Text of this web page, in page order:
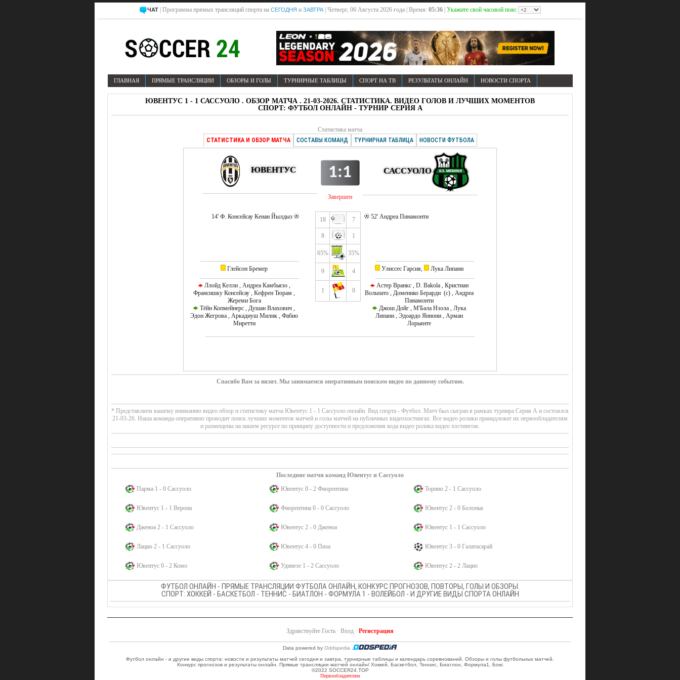
ЧАТ | Программа прямых трансляций спорта на СЕГОДНЯ и ЗАВТРА| Четверг, 06 Августа 2026 года | Время: 05:36 Укажите свой часовой пояс
ГЛАВНАЯ ПРЯМЫЕ ТРАНСЛЯЦИИ ОБЗОРЫ И ГОЛЫ ТУРНИРНЫЕ ТАБЛИЦЫ СПОРТ НА ТВ РЕЗУЛЬТАТЫ ОНЛАЙН НОВОСТИ СПОРТА
ЮВЕНТУС 1 - 1 САССУОЛО . ОБЗОР МАТЧА . 21-03-2026. СТАТИСТИКА. ВИДЕО ГОЛОВ И ЛУЧШИХ МОМЕНТОВ
СПОРТ: ФУТБОЛ ОНЛАЙН - ТУРНИР СЕРИЯ А
Статистика матча
СТАТИСТИКА И ОБЗОР МАТЧА
СОСТАВЫ КОМАНД ТУРНИРНАЯ ТАБЛИЦА НОВОСТИ ФУТБОЛА
ЮВЕНТУС 1:1
Завершен
САССУОЛО
14' Ф. Консейсау Кенан Йылдыз
Глейсон Бремер
Ллойд Келли , Андреа Камбьязо ,
Франсишку Консейсау , Кефрен Тюрам ,
Жереми Бога
Тёйн Копмейнерс , Душан Влахович ,
Эдон Жегрова , Аркадиуш Милик , Фабио
Миретти
18 7
8 1
65% 35%
9 4
1 0
52' Андреа Пинамонти
Улиссес Гарсия, Лука Липани
Астер Вранкс , D. Bakola , Кристиан
Вольпато , Доменико Берарди (c) , Андреа
Пинамонти
Джош Дойг , М'Бала Нзола , Лука
Липани , Эдоардо Яннони , Арман
Лорьянте
Спасибо Вам за визит. Мы занимаемся оперативным поиском видео по данному событию.
* Представляем вашему вниманию видео обзор и статистику матча Ювентус 1 - 1 Сассуоло онлайн. Вид спорта - Футбол. Матч был сыгран в рамках турнира Серия А и состоялся
21-03-26. Наша команда оперативно проводит поиск лучших моментов матчей и голы матчей на публичных видеохостингах. Все видео ролики принадлежат их первообладателям
и размещены на нашем ресурсе по принципу доступности и предложения кода видео ролика видео хостингом.
Последние матчи команд Ювентус и Сассуоло
Парма 1 - 0 Сассуоло
Ювентус 0 - 2 Фиорентина Торино 2 - 1 Сассуоло
Ювентус 1 - 1 Верона Фиорентина 0 - 0 Сассуоло Ювентус 2 - 0 Болонья
Дженоа 2 - 1 Сассуоло Ювентус 2 - 0 Дженоа Ювентус 1 - 1 Сассуоло
Лацио 2 - 1 Сассуоло Ювентус 4 - 0 Пиза Ювентус 3 - 0 Галатасарай
Ювентус 0 - 2 Комо Удинезе 1 - 2 Сассуоло Ювентус 2 - 2 Лацио
ФУТБОЛ ОНЛАЙН - ПРЯМЫЕ ТРАНСЛЯЦИИ ФУТБОЛА ОНЛАЙН, КОНКУРС ПРОГНОЗОВ, ПОВТОРЫ, ГОЛЫ И ОБЗОРЫ.
СПОРТ: ХОККЕЙ - БАСКЕТБОЛ - ТЕННИС - БИАТЛОН - ФОРМУЛА 1 - ВОЛЕЙБОЛ - И ДРУГИЕ ВИДЫ СПОРТА ОНЛАЙН
Здравствуйте Гость · Вход · Регистрация
Data powered by Oddspedia
Футбол онлайн - и другие виды спорта: новости и результаты матчей сегодня и завтра, турнирные таблицы и календарь соревнований. Обзоры и голы футбольных матчей.
Конкурс прогнозов и результаты онлайн. Прямые трансляции матчей онлайн/ Хоккей, Баскетбол, Теннис, Биатлон, Формула1, Бокс
©2022 SOCCER24.TOP
Первообладателям